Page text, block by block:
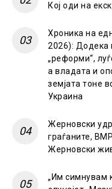
Кој оди на
Хроника на
2026): Додека
„реформи“,
а владата и
земјата тоне
Украина
Жерновски
граѓаните,
Жерновски
„Им симнувам